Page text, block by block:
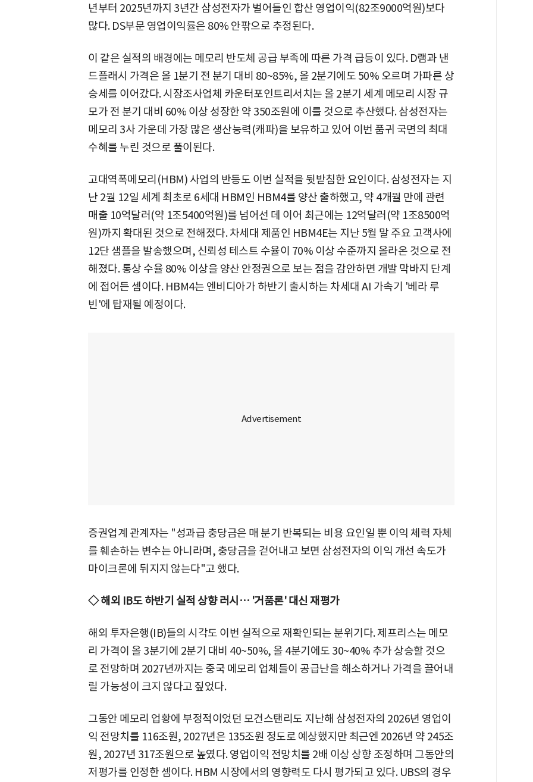
년부터 2025년까지 3년간 삼성전자가 벌어들인 합산 영업이익(82조9000억원)보다
많다. DS부문 영업이익률은 80% 안팎으로 추정된다.
이 같은 실적의 배경에는 메모리 반도체 공급 부족에 따른 가격 급등이 있다. D램과 낸
드플래시 가격은 올 1분기 전 분기 대비 80~85%, 올 2분기에도 50% 오르며 가파른 상
승세를 이어갔다. 시장조사업체 카운터포인트리서치는 올 2분기 세계 메모리 시장 규
모가 전 분기 대비 60% 이상 성장한 약 350조원에 이를 것으로 추산했다. 삼성전자는
메모리 3사 가운데 가장 많은 생산능력(캐파)을 보유하고 있어 이번 품귀 국면의 최대
수혜를 누린 것으로 풀이된다.
고대역폭메모리(HBM) 사업의 반등도 이번 실적을 뒷받침한 요인이다. 삼성전자는 지
난 2월 12일 세계 최초로 6세대 HBM인 HBM4를 양산 출하했고, 약 4개월 만에 관련
매출 10억달러(약 1조5400억원)를 넘어선 데 이어 최근에는 12억달러(약 1조8500억
원)까지 확대된 것으로 전해졌다. 차세대 제품인 HBM4E는 지난 5월 말 주요 고객사에
12단 샘플을 발송했으며, 신뢰성 테스트 수율이 70% 이상 수준까지 올라온 것으로 전
해졌다. 통상 수율 80% 이상을 양산 안정권으로 보는 점을 감안하면 개발 막바지 단계
에 접어든 셈이다. HBM4는 엔비디아가 하반기 출시하는 차세대 AI 가속기 '베라 루
빈'에 탑재될 예정이다.
증권업계 관계자는 "성과급 충당금은 매 분기 반복되는 비용 요인일 뿐 이익 체력 자체
를 훼손하는 변수는 아니라며, 충당금을 걷어내고 보면 삼성전자의 이익 개선 속도가
마이크론에 뒤지지 않는다"고 했다.
◇ 해외 IB도 하반기 실적 상향 러시… '거품론' 대신 재평가
해외 투자은행(IB)들의 시각도 이번 실적으로 재확인되는 분위기다. 제프리스는 메모
리 가격이 올 3분기에 2분기 대비 40~50%, 올 4분기에도 30~40% 추가 상승할 것으
로 전망하며 2027년까지는 중국 메모리 업체들이 공급난을 해소하거나 가격을 끌어내
릴 가능성이 크지 않다고 짚었다.
그동안 메모리 업황에 부정적이었던 모건스탠리도 지난해 삼성전자의 2026년 영업이
익 전망치를 116조원, 2027년은 135조원 정도로 예상했지만 최근엔 2026년 약 245조
원, 2027년 317조원으로 높였다. 영업이익 전망치를 2배 이상 상향 조정하며 그동안의
저평가를 인정한 셈이다. HBM 시장에서의 영향력도 다시 평가되고 있다. UBS의 경우